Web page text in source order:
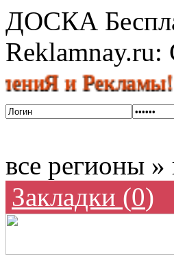
ДОСКА
и Рекламы!
все регионы »
Закладки (0)